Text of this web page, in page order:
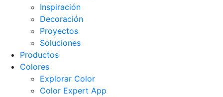
Inspiración
Decoración
Proyectos
Soluciones
Productos
Colores
Explorar Color
Color Expert App